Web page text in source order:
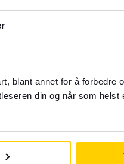
blant annet for å forbedre
din og når som helst
eller